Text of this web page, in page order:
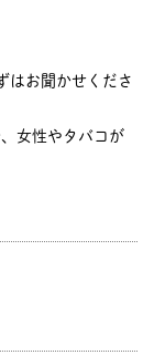
はお聞かせくださ
女性やタバコが